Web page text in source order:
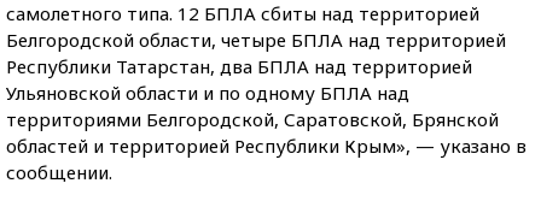
самолетного типа. 12 БПЛА сбиты над территорией
Белгородской области, четыре БПЛА над территорией
Республики Татарстан, два БПЛА над территорией
Ульяновской области и по одному БПЛА над
территориями Белгородской, Саратовской, Брянской
областей и территорией Республики Крым», — указано в
сообщении.